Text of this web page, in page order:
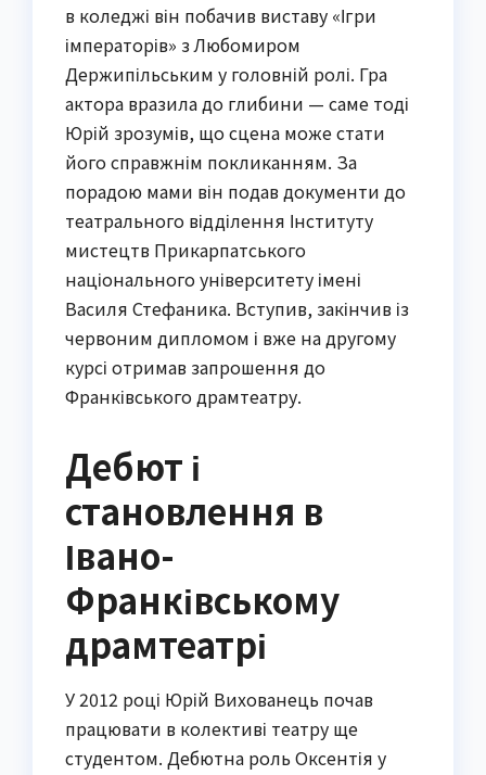
в коледжі він побачив виставу «Ігри
імператорів» з Любомиром
Держипільським у головній ролі. Гра
актора вразила до глибини — саме тоді
Юрій зрозумів, що сцена може стати
його справжнім покликанням. За
порадою мами він подав документи до
театрального відділення Інституту
мистецтв Прикарпатського
національного університету імені
Василя Стефаника. Вступив, закінчив із
червоним дипломом і вже на другому
курсі отримав запрошення до
Франківського драмтеатру.
Дебют і
становлення в
Івано-
Франківському
драмтеатрі
У 2012 році Юрій Вихованець почав
працювати в колективі театру ще
студентом. Дебютна роль Оксентія у